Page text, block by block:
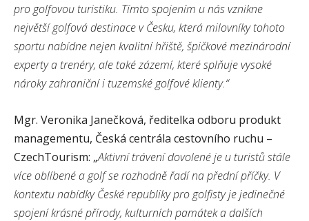
pro golfovou turistiku. Tímto spojením u nás vznikne
největší golfová destinace v Česku, která milovníky tohoto
sportu nabídne nejen kvalitní hřiště, špičkové mezinárodní
experty a trenéry, ale také zázemí, které splňuje vysoké
nároky zahraniční i tuzemské golfové klienty.“
Mgr. Veronika Janečková, ředitelka odboru produkt
managementu, Česká centrála cestovního ruchu –
CzechTourism: „Aktivní trávení dovolené je u turistů stále
více oblíbené a golf se rozhodně řadí na přední příčky. V
kontextu nabídky České republiky pro golfisty je jedinečné
spojení krásné přírody, kulturních památek a dalších